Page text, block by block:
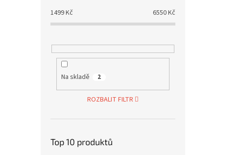
1499Kč 6550Kč
Na skladě 2
ROZBALIT FILTR
Top 10 produktů